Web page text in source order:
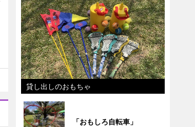
貸し出しのおもちゃ
「おもしろ自転車」